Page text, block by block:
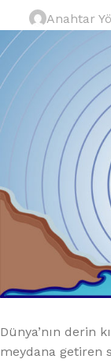
Anahtar
Dünya’nın derin
meydana getiren